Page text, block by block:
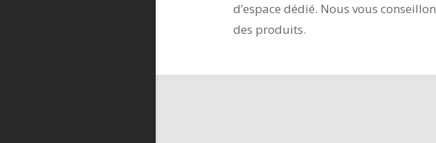
d’espace dédié. Nous vous
des produits.